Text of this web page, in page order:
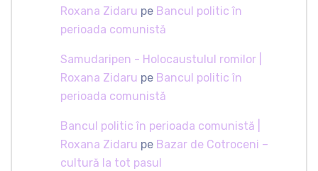
Roxana Zidaru pe Bancul politic în
perioada comunistă
Samudaripen - Holocaustulul romilor |
Roxana Zidaru pe Bancul politic în
perioada comunistă
Bancul politic în perioada comunistă |
Roxana Zidaru pe Bazar de Cotroceni –
cultură la tot pasul